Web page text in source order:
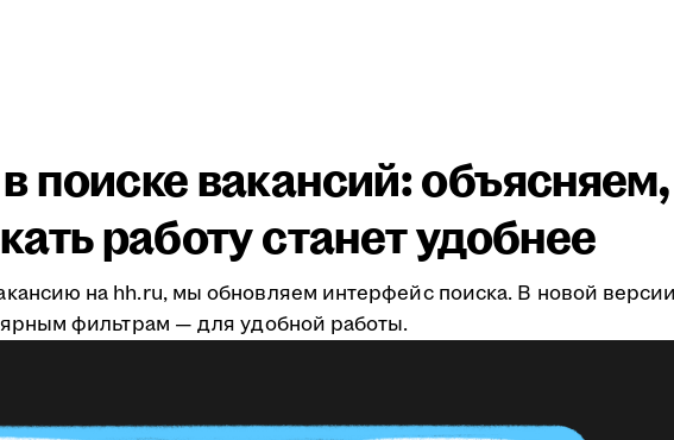
поиске вакансий:
работу станет удобнее
на hh.ru, мы обновляем интерфейс поиска. В новой
фильтрам — для удобной работы.